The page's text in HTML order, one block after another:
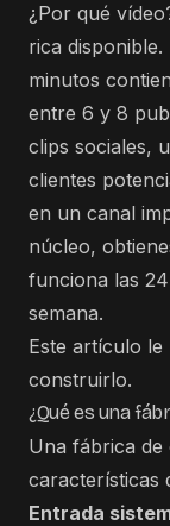
¿Por qué
rica
minutos
entre 6 y 8
clips sociales,
clientes
en un canal
núcleo,
funciona las
semana.
Este artículo le
construirlo.
¿Qué es una
Una fábrica de
características
Entrada